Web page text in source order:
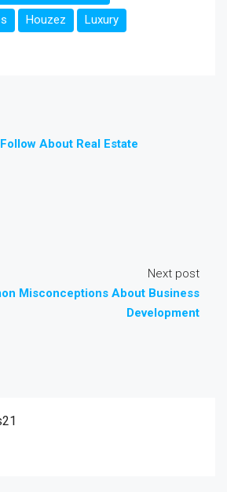
Houzez
Luxury
About Real Estate
Next post
Misconceptions About Business
Development